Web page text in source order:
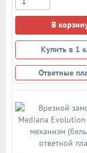
В
Купить в 1
Ответные